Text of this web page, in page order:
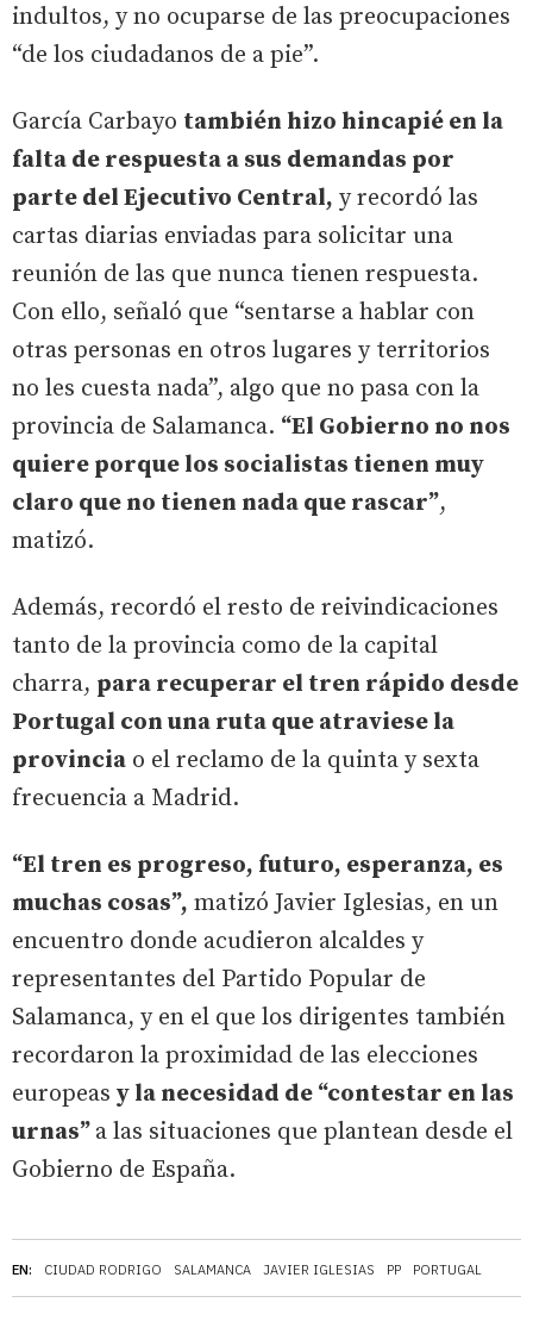
EN: CIUDAD RODRIGO SALAMANCA JAVIER IGLESIAS PP PORTUGAL
indultos, y no ocuparse de las preocupaciones
“de los ciudadanos de a pie”.
García Carbayo también hizo hincapié en la
falta de respuesta a sus demandas por
parte del Ejecutivo Central, y recordó las
cartas diarias enviadas para solicitar una
reunión de las que nunca tienen respuesta.
Con ello, señaló que “sentarse a hablar con
otras personas en otros lugares y territorios
no les cuesta nada”, algo que no pasa con la
provincia de Salamanca. “El Gobierno no nos
quiere porque los socialistas tienen muy
claro que no tienen nada que rascar”,
matizó.
Además, recordó el resto de reivindicaciones
tanto de la provincia como de la capital
charra, para recuperar el tren rápido desde
Portugal con una ruta que atraviese la
provincia o el reclamo de la quinta y sexta
frecuencia a Madrid.
“El tren es progreso, futuro, esperanza, es
muchas cosas”, matizó Javier Iglesias, en un
encuentro donde acudieron alcaldes y
representantes del Partido Popular de
Salamanca, y en el que los dirigentes también
recordaron la proximidad de las elecciones
europeas y la necesidad de “contestar en las
urnas”a las situaciones que plantean desde el
Gobierno de España.